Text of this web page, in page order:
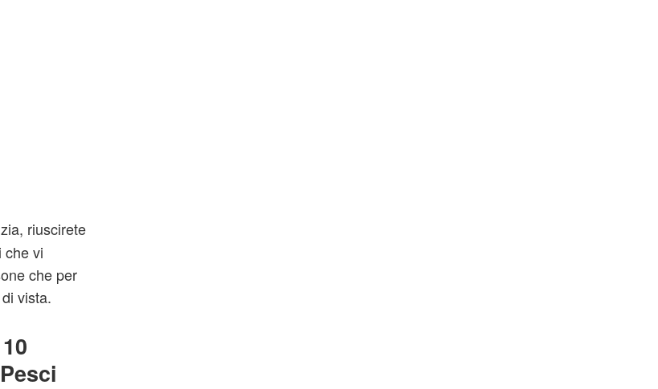
riuscirete
che vi
che per
vista.